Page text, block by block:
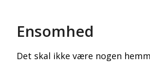
Ensomhed
Det skal ikke være nogen